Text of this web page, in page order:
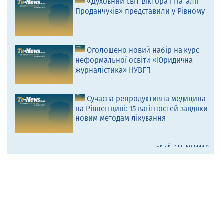
Проданчуків» представили у Рівному
Оголошено новий набір на курс
неформальної освіти «Юридична
журналістика» НУВГП
Сучасна репродуктивна медицина
на Рівненщині: 15 вагітностей завдяки
новим методам лікування
Читайте всі новини »